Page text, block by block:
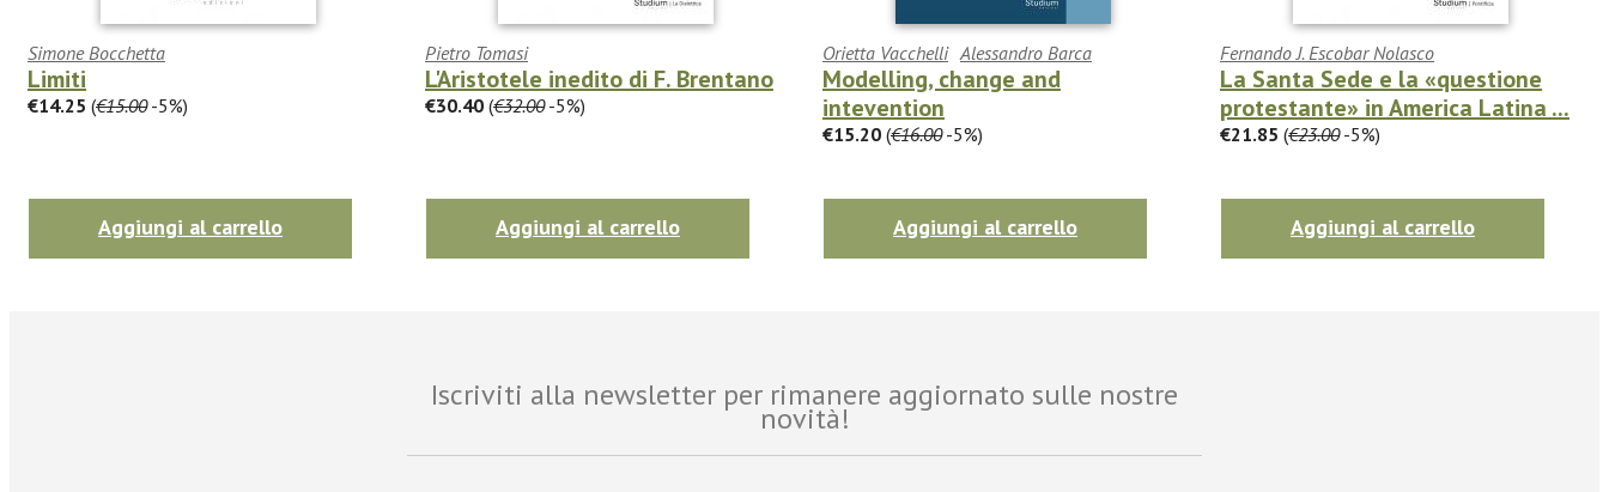
Simone Bocchetta
Limiti
€14.25 (€15.00-5%)
Aggiungi al carrello
Pietro Tomasi
L'Aristotele inedito di F. Brentano
€30.40 (€32.00-5%)
Aggiungi al carrello
Orietta Vacchelli Alessandro Barca
Modelling, change and
intevention
€15.20 (€16.00-5%)
Aggiungi al carrello
Fernando J. Escobar Nolasco
La Santa Sede e la «questione
protestante» in America Latina ...
€21.85 (€23.00-5%)
Aggiungi al carrello
Iscriviti alla newsletter per rimanere aggiornato sulle nostre
novità!